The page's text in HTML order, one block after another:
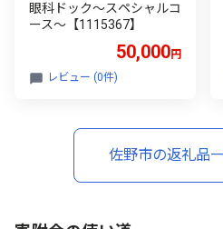
眼科ドック～スペシャルコ
ース～【1115367】
50,000円
レビュー (0件)
佐野市の返礼品